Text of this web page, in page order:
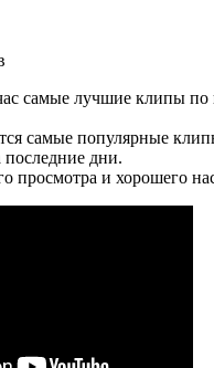
самые лучшие клипы по
самые популярные
дни.
просмотра и хорошего